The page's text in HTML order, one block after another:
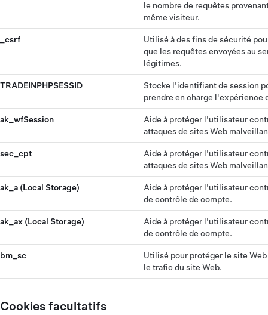
le nombre de requêtes
même visiteur.
_csrf
Utilisé à des fins de sécurité
que les requêtes envoyées au
légitimes.
TRADEINPHPSESSID
Stocke l'identifiant de session
prendre en charge l'expérience
ak_wfSession
Aide à protéger l'utilisateur
attaques de sites Web
sec_cpt
Aide à protéger l'utilisateur
attaques de sites Web
ak_a (Local Storage)
Aide à protéger l'utilisateur
de contrôle de compte.
ak_ax (Local Storage)
Aide à protéger l'utilisateur
de contrôle de compte.
bm_sc
Utilisé pour protéger le site
le trafic du site Web.
Cookies facultatifs